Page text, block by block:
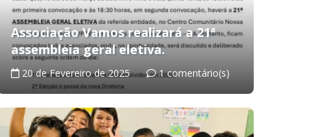
Associação Vamos realizará a 21ª
assembleia geral eletiva.
20 de Fevereiro de 2025 1 comentário(s)